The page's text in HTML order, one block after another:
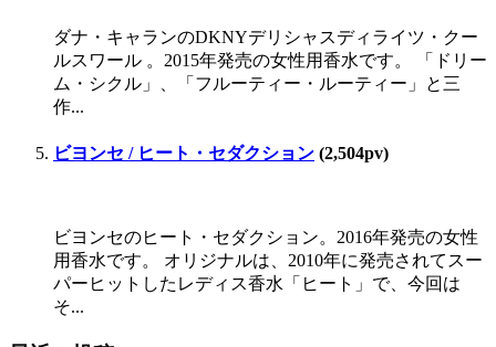
ダナ・キャランのDKNYデリシャスディライツ・クー
ルスワール 。2015年発売の女性用香水です。 「ドリー
ム・シクル」、「フルーティー・ルーティー」と三
作...
ビヨンセ / ヒート・セダクション (2,504pv)
ビヨンセのヒート・セダクション。2016年発売の女性
用香水です。 オリジナルは、2010年に発売されてスー
パーヒットしたレディス香水「ヒート」で、今回は
そ...